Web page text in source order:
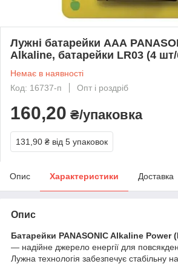
Лужні батарейки ААА
Alkaline, батарейки LR03 (4 шт/
Немає в наявності
Код: 16737-п
Опт і роздріб
160,20 ₴/упаковка
131,90 ₴ від 5 упаковок
Опис Характеристики Доставка
Опис
Батарейки PANASONIC Alkaline Power
— надійне джерело енергії для
Лужна технологія забезпечує стабільну